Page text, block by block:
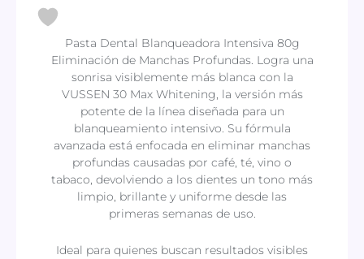
Pasta Dental Blanqueadora Intensiva 80g
Eliminación de Manchas Profundas. Logra una
sonrisa visiblemente más blanca con la
VUSSEN 30 Max Whitening, la versión más
potente de la línea diseñada para un
blanqueamiento intensivo. Su fórmula
avanzada está enfocada en eliminar manchas
profundas causadas por café, té, vino o
tabaco, devolviendo a los dientes un tono más
limpio, brillante y uniforme desde las
primeras semanas de uso.
Ideal para quienes buscan resultados visibles